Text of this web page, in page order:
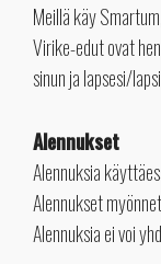
Meillä käy
Virike-edut ovat
sinun ja lapsesi/
Alennukset
Alennuksia
Alennukset
Alennuksia ei voi